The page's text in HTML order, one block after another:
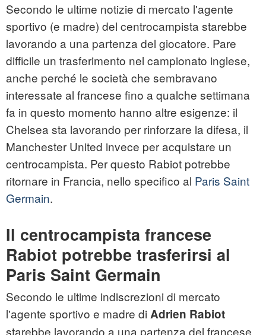
Secondo le ultime notizie di mercato l'agente
sportivo (e madre) del centrocampista starebbe
lavorando a una partenza del giocatore. Pare
difficile un trasferimento nel campionato inglese,
anche perché le società che sembravano
interessate al francese fino a qualche settimana
fa in questo momento hanno altre esigenze: il
Chelsea sta lavorando per rinforzare la difesa, il
Manchester United invece per acquistare un
centrocampista. Per questo Rabiot potrebbe
ritornare in Francia, nello specifico al Paris Saint
Germain.
Il centrocampista francese
Rabiot potrebbe trasferirsi al
Paris Saint Germain
Secondo le ultime indiscrezioni di mercato
l'agente sportivo e madre di Adrien Rabiot
starebbe lavorando a una partenza del francese.